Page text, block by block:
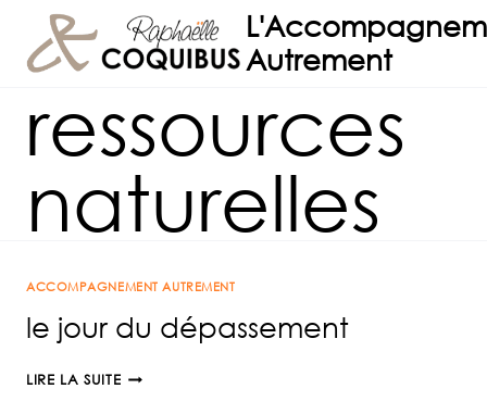
contenu
Autrement
ressources
naturelles
ACCOMPAGNEMENT AUTREMENT
le jour du dépassement
LIRE LA SUITELE